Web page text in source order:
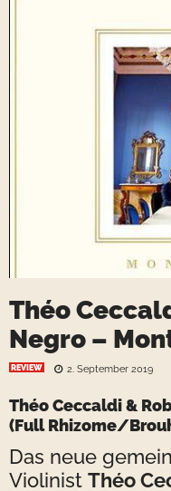
Théo
Negro –
REVIEW 2. September 2019
Théo Ceccaldi&
(Full Rhizome/
Das neue
Violinist Théo